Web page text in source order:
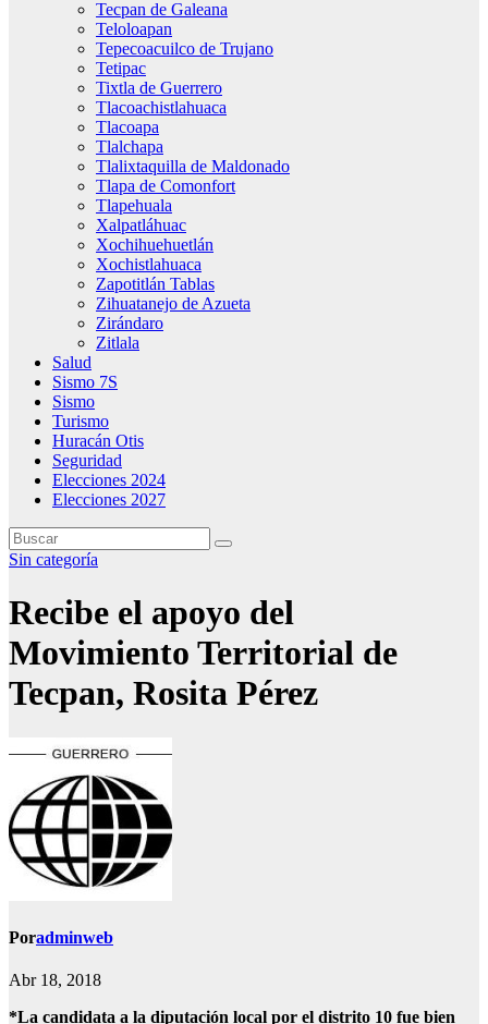
Tecpan de Galeana
Teloloapan
Tepecoacuilco de Trujano
Tetipac
Tixtla de Guerrero
Tlacoachistlahuaca
Tlacoapa
Tlalchapa
Tlalixtaquilla de Maldonado
Tlapa de Comonfort
Tlapehuala
Xalpatláhuac
Xochihuehuetlán
Xochistlahuaca
Zapotitlán Tablas
Zihuatanejo de Azueta
Zirándaro
Zitlala
Salud
Sismo 7S
Sismo
Turismo
Huracán Otis
Seguridad
Elecciones 2024
Elecciones 2027
Sin categoría
Recibe el apoyo del
Movimiento Territorial de
Tecpan, Rosita Pérez
Poradminweb
Abr 18, 2018
*La candidata a la diputación local por el distrito 10 fue bien